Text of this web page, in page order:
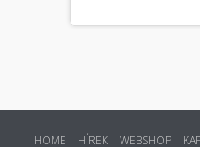
HOME HÍREK WEBSHOP